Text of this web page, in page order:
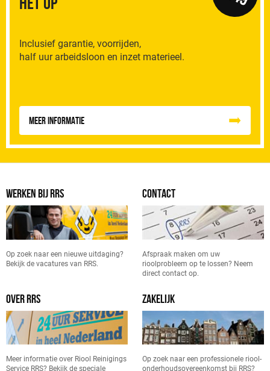
Inclusief garantie, voorrijden,
half uur arbeidsloon en inzet materieel.
Meer informatie
WERKEN BIJ RRS
Op zoek naar een nieuwe uitdaging?
Bekijk de vacatures van RRS.
CONTACT
Afspraak maken om uw
rioolprobleem op te lossen? Neem
direct contact op.
OVER RRS
Meer informatie over Riool Reinigings
Service RRS? Bekijk de speciale
ZAKELIJK
Op zoek naar een professionele riool-
onderhoudsovereenkomst bij RRS?